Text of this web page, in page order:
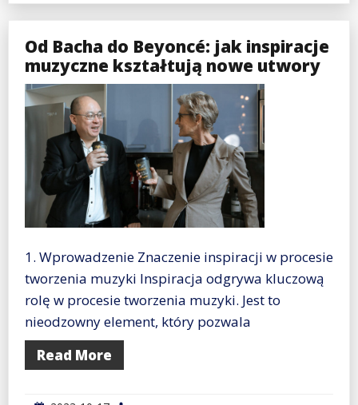
Od Bacha do Beyoncé: jak inspiracje
muzyczne kształtują nowe utwory
1. Wprowadzenie Znaczenie inspiracji w procesie
tworzenia muzyki Inspiracja odgrywa kluczową
rolę w procesie tworzenia muzyki. Jest to
nieodzowny element, który pozwala
Read More